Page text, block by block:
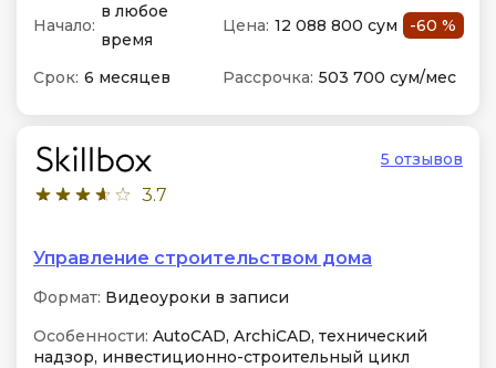
Начало:
в любое
время
Цена: 12 088 800 сум -60 %
Срок: 6 месяцев Рассрочка: 503 700 сум/мес
3.7
5 отзывов
Управление строительством дома
Формат: Видеоуроки в записи
Особенности: AutoCAD, ArchiCAD, технический
надзор, инвестиционно-строительный цикл